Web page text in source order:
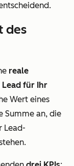
des
reale
für Ihr
Wert eines
Summe an, die
Lead-